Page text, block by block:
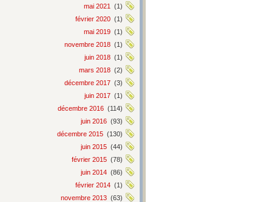
mai 2021
(1)
février 2020 (1)
mai 2019 (1)
novembre 2018 (1)
juin 2018 (1)
mars 2018 (2)
décembre 2017 (3)
juin 2017 (1)
décembre 2016 (114)
juin 2016 (93)
décembre 2015 (130)
juin 2015 (44)
février 2015 (78)
juin 2014 (86)
février 2014 (1)
novembre 2013 (63)